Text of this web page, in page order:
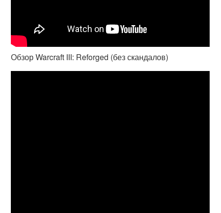
Обзор Warcraft III: Reforged (без скандалов)